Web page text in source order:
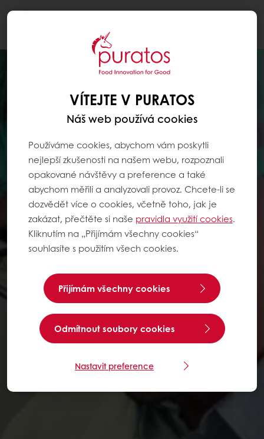
VÍTEJTE V PURATOS
Náš web používá cookies
Používáme cookies, abychom vám poskytli
nejlepší zkušenosti na našem webu, rozpoznali
opakované návštěvy a preference a také
abychom měřili a analyzovali provoz. Chcete-li se
dozvědět více o cookies, včetně toho, jak je
zakázat, přečtěte si naše pravidla využití cookies.
Kliknutím na „Přijímám všechny cookies“
souhlasíte s použitím všech cookies.
Přijímám všechny cookies
Odmítnout soubory cookies
Nastavit preference